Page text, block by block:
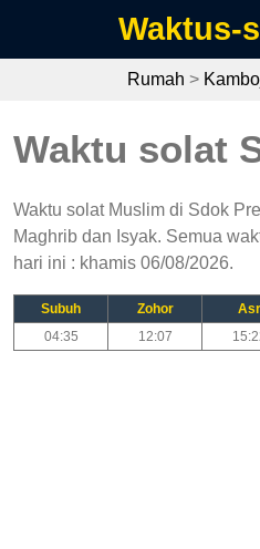
Waktus-
Rumah >
Waktu solat
Waktu solat Muslim di Sdok
Maghrib dan Isyak. Semua
hari ini : khamis 06/08/2026.
Subuh Zohor Asr
04:35
12:07